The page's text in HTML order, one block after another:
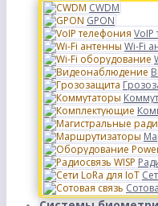
CWDM
GPON
Wi-Fi